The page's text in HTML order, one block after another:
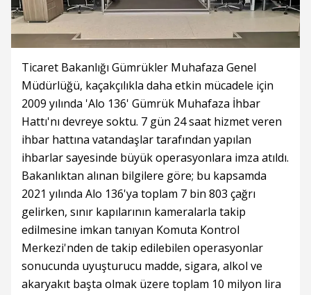
Ticaret Bakanlığı Gümrükler Muhafaza Genel
Müdürlüğü, kaçakçılıkla daha etkin mücadele için
2009 yılında 'Alo 136' Gümrük Muhafaza İhbar
Hattı'nı devreye soktu. 7 gün 24 saat hizmet veren
ihbar hattına vatandaşlar tarafından yapılan
ihbarlar sayesinde büyük operasyonlara imza atıldı.
Bakanlıktan alınan bilgilere göre; bu kapsamda
2021 yılında Alo 136'ya toplam 7 bin 803 çağrı
gelirken, sınır kapılarının kameralarla takip
edilmesine imkan tanıyan Komuta Kontrol
Merkezi'nden de takip edilebilen operasyonlar
sonucunda uyuşturucu madde, sigara, alkol ve
akaryakıt başta olmak üzere toplam 10 milyon lira